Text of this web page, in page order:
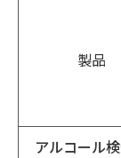
製品
アルコール